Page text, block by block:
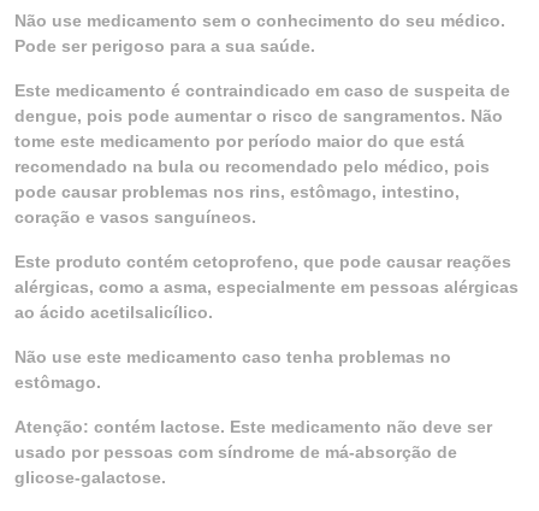
Não use medicamento sem o conhecimento do seu médico.
Pode ser perigoso para a sua saúde.
Este medicamento é contraindicado em caso de suspeita de
dengue, pois pode aumentar o risco de sangramentos. Não
tome este medicamento por período maior do que está
recomendado na bula ou recomendado pelo médico, pois
pode causar problemas nos rins, estômago, intestino,
coração e vasos sanguíneos.
Este produto contém cetoprofeno, que pode causar reações
alérgicas, como a asma, especialmente em pessoas alérgicas
ao ácido acetilsalicílico.
Não use este medicamento caso tenha problemas no
estômago.
Atenção: contém lactose. Este medicamento não deve ser
usado por pessoas com síndrome de má-absorção de
glicose-galactose.